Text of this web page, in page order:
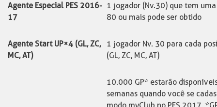
Agente Especial PES 2016-
17
1 jogador (Nv.30) que tem
80 ou mais pode ser obtido
Agente Start UP×4 (GL, ZC,
MC, AT)
1 jogador Nv. 30 para cada
(GL, ZC, MC, AT)
10.000 GP* estarão
semanas quando você se